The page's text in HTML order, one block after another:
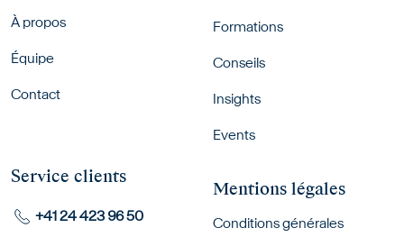
Footer menu
À propos
Équipe
Contact
Formations
Conseils
Insights
Events
Mentions légales
Conditions générales
Service clients
+41 24 423 96 50